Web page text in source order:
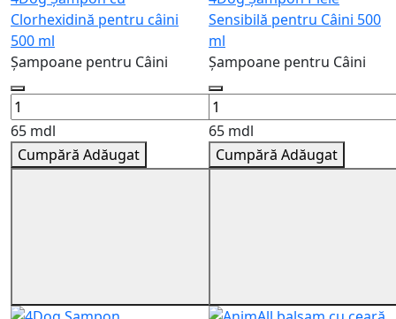
Clorhexidină pentru сâini
500 ml
Șampoane pentru Câini
65 mdl
Cumpără Adăugat
Sensibilă pentru Câini 500
ml
Șampoane pentru Câini
65 mdl
Cumpără Adăugat